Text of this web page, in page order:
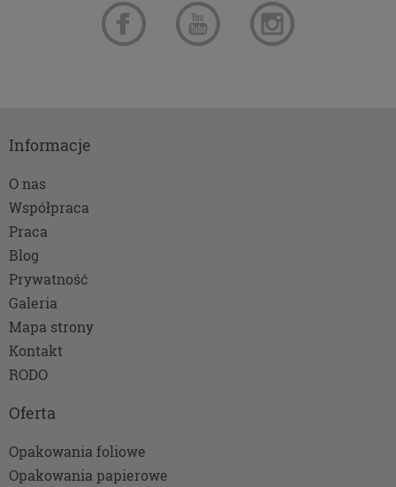
Informacje
O nas
Współpraca
Praca
Blog
Prywatność
Galeria
Mapa strony
Kontakt
RODO
Oferta
Opakowania foliowe
Opakowania papierowe